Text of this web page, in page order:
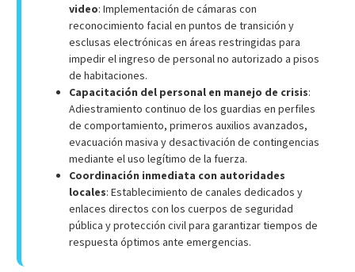
video: Implementación de cámaras con
reconocimiento facial en puntos de transición y
esclusas electrónicas en áreas restringidas para
impedir el ingreso de personal no autorizado a pisos
de habitaciones.
Capacitación del personal en manejo de crisis:
Adiestramiento continuo de los guardias en perfiles
de comportamiento, primeros auxilios avanzados,
evacuación masiva y desactivación de contingencias
mediante el uso legítimo de la fuerza.
Coordinación inmediata con autoridades
locales: Establecimiento de canales dedicados y
enlaces directos con los cuerpos de seguridad
pública y protección civil para garantizar tiempos de
respuesta óptimos ante emergencias.